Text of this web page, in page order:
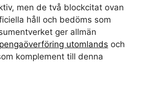
men de två blockcitat ovan
håll och bedöms som
ger allmän
pengaöverföring utomlands och
komplement till denna